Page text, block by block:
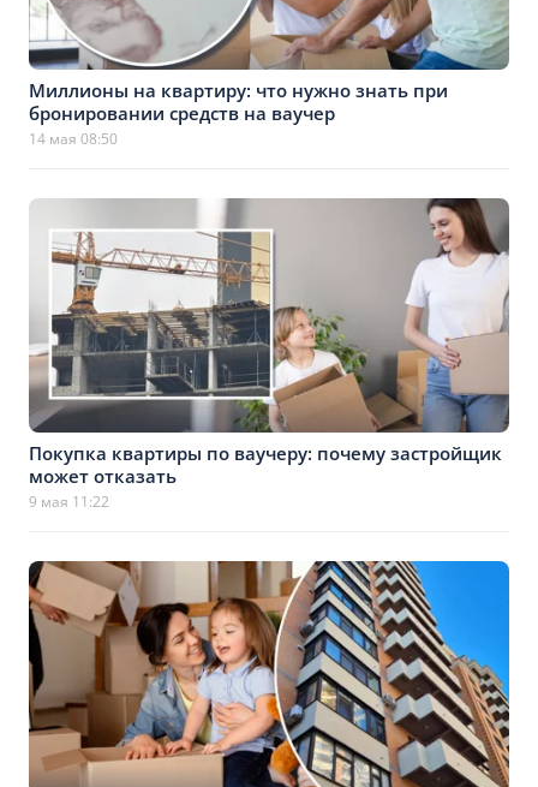
Миллионы на квартиру: что нужно знать при
бронировании средств на ваучер
14 мая 08:50
Покупка квартиры по ваучеру: почему застройщик
может отказать
9 мая 11:22